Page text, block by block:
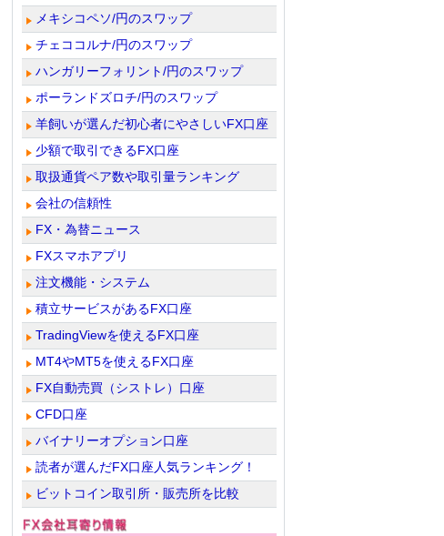
メキシコペソ/円のスワップ
チェココルナ/円のスワップ
ハンガリーフォリント/円のスワップ
ポーランドズロチ/円のスワップ
羊飼いが選んだ初心者にやさしいFX口座
少額で取引できるFX口座
取扱通貨ペア数や取引量ランキング
会社の信頼性
FX・為替ニュース
FXスマホアプリ
注文機能・システム
積立サービスがあるFX口座
TradingViewを使えるFX口座
MT4やMT5を使えるFX口座
FX自動売買（シストレ）口座
CFD口座
バイナリーオプション口座
読者が選んだFX口座人気ランキング！
ビットコイン取引所・販売所を比較